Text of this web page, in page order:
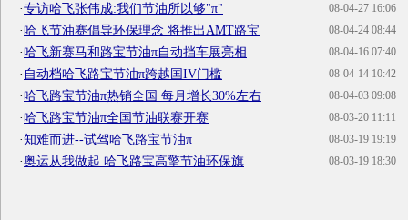
08-04-27 16:06
·专访哈飞张伟成:我们节油所以够"π"
08-04-24 08:44
·哈飞节油赛倡导环保理念 将推出AMT路宝
08-04-16 07:40
·哈飞新赛马和路宝节油π自动挡车展亮相
08-04-14 10:42
· 自动档哈飞路宝节油π跨越国IV门槛
08-04-03 09:08
·哈飞路宝节油π热销全国 每月增长30%左右
08-03-20 11:11
·哈飞路宝节油π全国节油联赛开赛
08-03-19 19:19
·知难而进--试驾哈飞路宝节油π
08-03-19 18:30
·奥运从我做起 哈飞路宝高擎节油环保旗